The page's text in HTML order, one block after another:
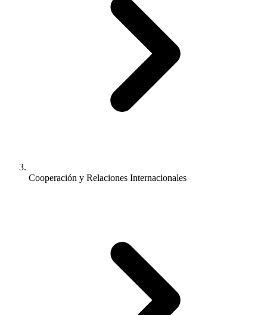
Cooperación y Relaciones Internacionales